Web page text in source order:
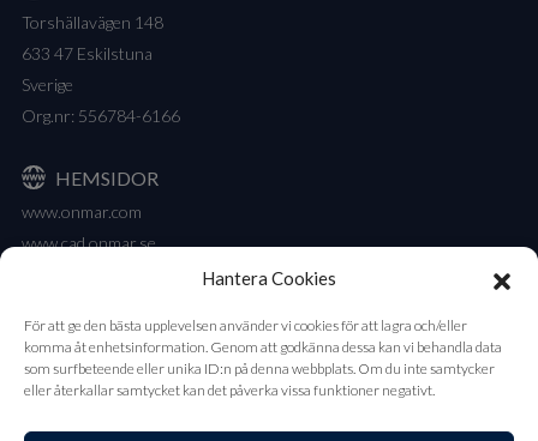
Hantera Cookies
För att ge den bästa upplevelsen använder vi cookies för att lagra och/eller
komma åt enhetsinformation. Genom att godkänna dessa kan vi behandla data
som surfbeteende eller unika ID:n på denna webbplats. Om du inte samtycker
eller återkallar samtycket kan det påverka vissa funktioner negativt.
Torshällavägen 148
633 47 Eskilstuna
Sverige
Org.nr: 556784-6166
HEMSIDOR
www.onmar.com
www.cad.onmar.se
Vårt nyhetsbrev innehåller våra senaste produktnyheter och
lanseringar.